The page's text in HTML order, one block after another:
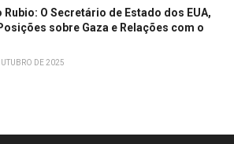
Rubio: O Secretário de Estado dos EUA,
sobre Gaza e Relações com o
DE 2025